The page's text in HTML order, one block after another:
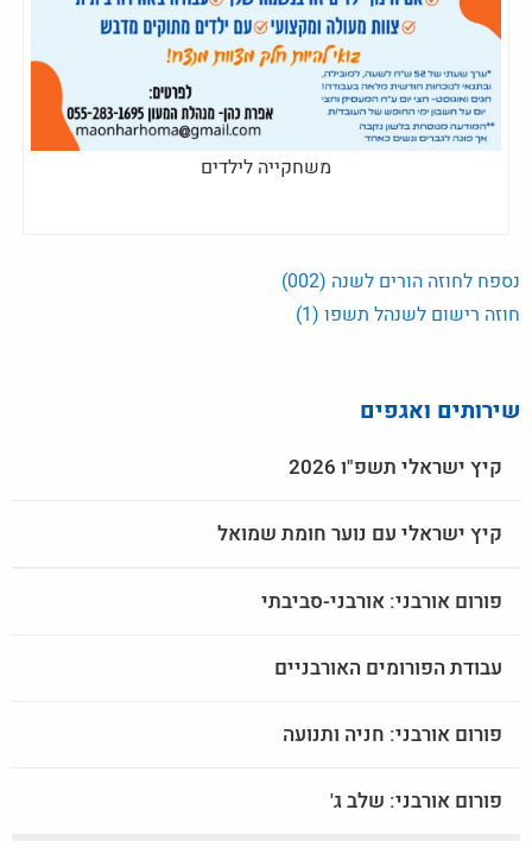
משחקייה לילדים
נספח לחוזה הורים לשנה (002)
חוזה רישום לשנהל תשפו (1)
שירותים ואגפים
קיץ ישראלי תשפ"ו 2026
קיץ ישראלי עם נוער חומת שמואל
פורום אורבני: אורבני-סביבתי
עבודת הפורומים האורבניים
פורום אורבני: חניה ותנועה
פורום אורבני: שלב ג'